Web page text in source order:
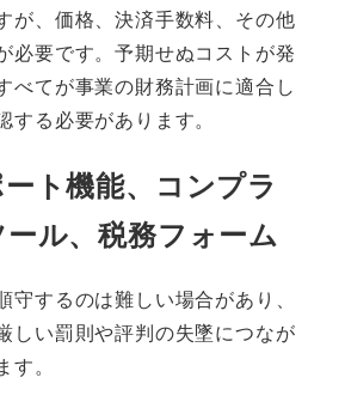
が、価格、決済手数料、その他
必要です。予期せぬコストが発
べてが事業の財務計画に適合し
する必要があります。
ト機能、コンプラ
ル、税務フォーム
守するのは難しい場合があり、
しい罰則や評判の失墜につなが
。